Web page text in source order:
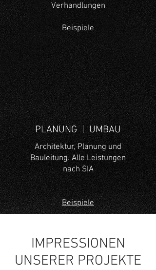
Verhandlungen
Beispiele
PLANUNG | UMBAU
Architektur, Planung und
Bauleitung. Alle Leistungen
nach SIA
Beispiele
IMPRESSIONEN
UNSERER PROJEKTE